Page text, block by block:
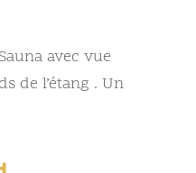
avec vue
de l’étang . Un